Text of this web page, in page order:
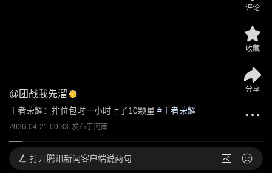
@ 团战我先溜
王者荣耀：排位包时一小时上了10颗星 #王者荣耀
2026-04-21 00:33 发布于河南
评论
收藏
分享
打开腾讯新闻客户端说两句